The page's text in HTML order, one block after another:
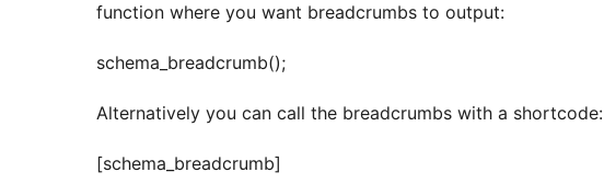
function where you want breadcrumbs to output:
schema_breadcrumb();
Alternatively you can call the breadcrumbs with a shortcode:
[schema_breadcrumb]